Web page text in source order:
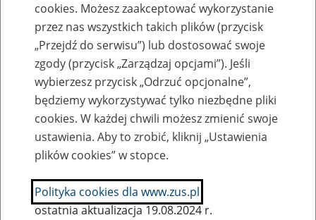
Baza zlikwidowanych lub
przekształconych zakładów pracy
Nazwa zakładu pracy:
SZUKAJ
cookies. Możesz zaakceptować wykorzystanie
przez nas wszystkich takich plików (przycisk
„Przejdź do serwisu”) lub dostosować swoje
zgody (przycisk „Zarządzaj opcjami”). Jeśli
wybierzesz przycisk „Odrzuć opcjonalne”,
będziemy wykorzystywać tylko niezbędne pliki
cookies. W każdej chwili możesz zmienić swoje
ustawienia. Aby to zrobić, kliknij „Ustawienia
plików cookies” w stopce.
Polityka cookies dla www.zus.pl
ostatnia aktualizacja 19.08.2024 r.